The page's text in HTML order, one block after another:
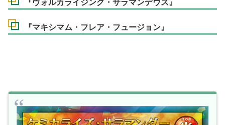
『ヴォルカライジング・サラマンデウス』
『マキシマム・フレア・フュージョン』